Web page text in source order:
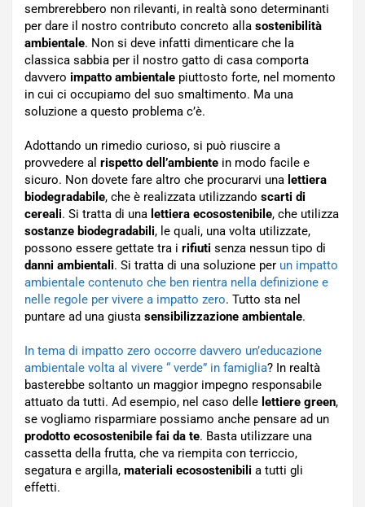
sembrerebbero non rilevanti, in realtà sono determinanti
per dare il nostro contributo concreto alla sostenibilità
ambientale. Non si deve infatti dimenticare che la
classica sabbia per il nostro gatto di casa comporta
davvero impatto ambientale piuttosto forte, nel momento
in cui ci occupiamo del suo smaltimento. Ma una
soluzione a questo problema c’è.
Adottando un rimedio curioso, si può riuscire a
provvedere al rispetto dell’ambiente in modo facile e
sicuro. Non dovete fare altro che procurarvi una lettiera
biodegradabile, che è realizzata utilizzando scarti di
cereali. Si tratta di una lettiera ecosostenibile, che utilizza
sostanze biodegradabili, le quali, una volta utilizzate,
possono essere gettate tra i rifiuti senza nessun tipo di
danni ambientali. Si tratta di una soluzione per un impatto
ambientale contenuto che ben rientra nella definizione e
nelle regole per vivere a impatto zero. Tutto sta nel
puntare ad una giusta sensibilizzazione ambientale.
In tema di impatto zero occorre davvero un’educazione
ambientale volta al vivere “ verde” in famiglia? In realtà
basterebbe soltanto un maggior impegno responsabile
attuato da tutti. Ad esempio, nel caso delle lettiere green,
se vogliamo risparmiare possiamo anche pensare ad un
prodotto ecosostenibile fai da te. Basta utilizzare una
cassetta della frutta, che va riempita con terriccio,
segatura e argilla, materiali ecosostenibili a tutti gli
effetti.